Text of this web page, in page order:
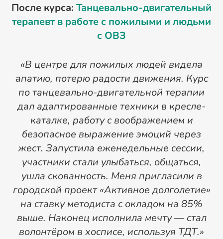
После курса: Танцевально-двигательный
терапевт в работе с пожилыми и людьми
с ОВЗ
«В центре для пожилых людей видела
апатию, потерю радости движения. Курс
по танцевально-двигательной терапии
дал адаптированные техники в кресле-
каталке, работу с воображением и
безопасное выражение эмоций через
жест. Запустила еженедельные сессии,
участники стали улыбаться, общаться,
ушла скованность. Меня пригласили в
городской проект «Активное долголетие»
на ставку методиста с окладом на 85%
выше. Наконец исполнила мечту — стал
волонтёром в хосписе, используя ТДТ.»